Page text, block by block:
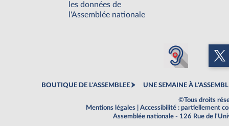
les données de
l'Assemblée nationale
BOUTIQUE DE L'ASSEMBLEE UNE SEMAINE À
©Tous droits
Mentions légales
Accessibilité : partiellement
Assemblée nationale - 126 Rue de